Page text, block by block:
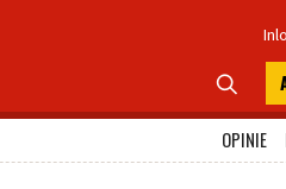

OPINIE